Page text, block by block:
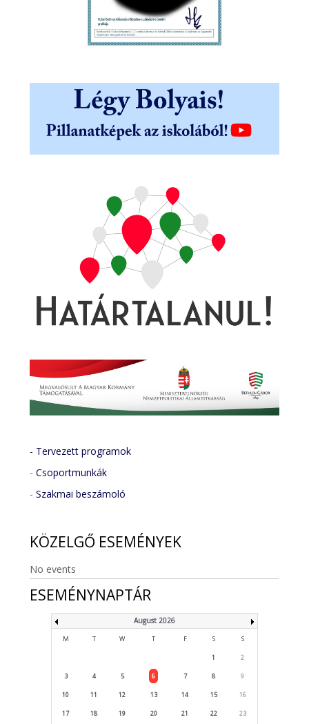
- Tervezett programok
-Csoportmunkák
-Szakmai beszámoló
KÖZELGŐ ESEMÉNYEK
No events
ESEMÉNYNAPTÁR
August 2026
M T W T F S S
1 2
3 4 5 6 7 8 9
10 11 12 13 14 15 16
17 18 19 20 21 22 23